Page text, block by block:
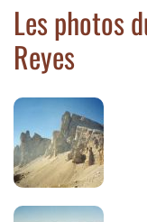
Les photos
Reyes